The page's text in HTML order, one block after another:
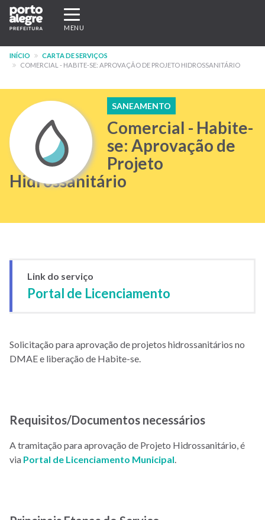
Pular
para
conteúdo
principal
Expandir/recolher
navegação
MENU
INÍCIO
CARTA DE SERVIÇOS
COMERCIAL - HABITE-SE: APROVAÇÃO DE PROJETO HIDROSSANITÁRIO
SANEAMENTO
Comercial - Habite-
se: Aprovação de
Projeto
Hidrossanitário
Link do serviço
Portal de Licenciamento
Solicitação para aprovação de projetos hidrossanitários no
DMAE e liberação de Habite-se.
Requisitos/Documentos necessários
A tramitação para aprovação de Projeto Hidrossanitário, é
via Portal de Licenciamento Municipal.